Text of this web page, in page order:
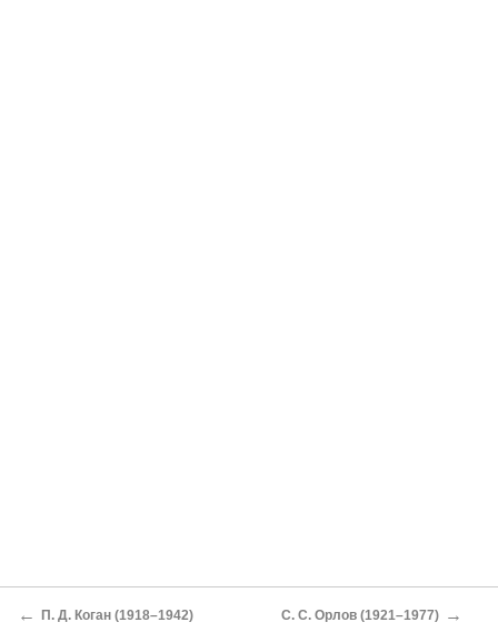
← П. Д. Коган (1918–1942) С. С. Орлов (1921–1977) →